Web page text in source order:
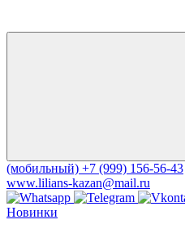
(мобильный) +7 (999) 156-56-43
www.lilians-kazan@mail.ru
Новинки